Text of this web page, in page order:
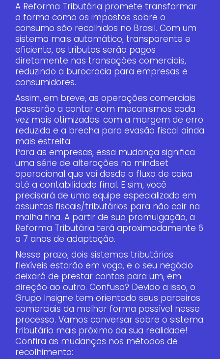
A Reforma Tributária promete transformar
a forma como os impostos sobre o
consumo são recolhidos no Brasil. Com um
sistema mais automático, transparente e
eficiente, os tributos serão pagos
diretamente nas transações comerciais,
reduzindo a burocracia para empresas e
consumidores.
Assim, em breve, as operações comerciais
passarão a contar com mecanismos cada
vez mais otimizados. com a margem de erro
reduzida e a brecha para evasão fiscal ainda
mais estreita.
Para as empresas, essa mudança significa
uma série de alterações no mindset
operacional que vai desde o fluxo de caixa
até a contabilidade final. E sim, você
precisará de uma equipe especializada em
assuntos fiscais/tributários para não cair na
malha fina. A partir de sua promulgação, a
Reforma Tributária terá aproximadamente 6
a 7 anos de adaptação.
Nesse prazo, dois sistemas tributários
flexíveis estarão em voga, e o seu negócio
deixará de prestar contas para um, em
direção ao outro. Confuso? Devido a isso, o
Grupo Insigne tem orientado seus parceiros
comerciais da melhor forma possível nesse
processo. Vamos conversar sobre o sistema
tributário mais próximo da sua realidade!
Confira as mudanças nos métodos de
recolhimento: